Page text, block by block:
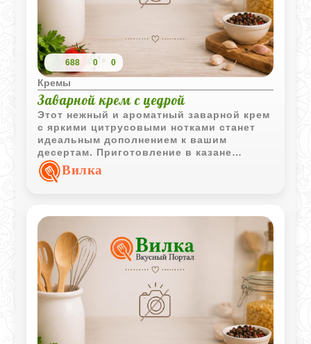
688 0 0
Кремы
Заварной крем с цедрой
Этот нежный и ароматный заварной крем
с яркими цитрусовыми нотками станет
идеальным дополнением к вашим
десертам. Приготовление в казане
обеспечивает равномерный прогрев, что
делает текстуру крема особенно гладкой
Вилка